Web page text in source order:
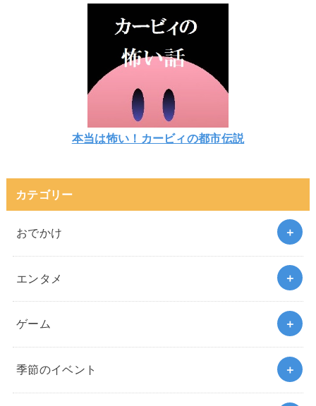
本当は怖い！カービィの都市伝説
カテゴリー
おでかけ
エンタメ
ゲーム
季節のイベント